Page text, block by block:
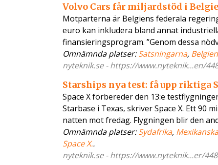
Volvo Cars får miljardstöd i
Motparterna är Belgiens federala
euro kan inkludera bland annat
finansieringsprogram. ”Genom dessa
Omnämnda platser:Satsningarna, Belgien
nyteknik.se - https://www.nyteknik...en/
Starships nya test: få upp
Space X förbereder den 13:e
Starbase i Texas, skriver Space X. Ett
natten mot fredag. Flygningen blir den
Omnämnda platser:Sydafrika, Mexikanska
Space X..
nyteknik.se - https://www.nyteknik...er/